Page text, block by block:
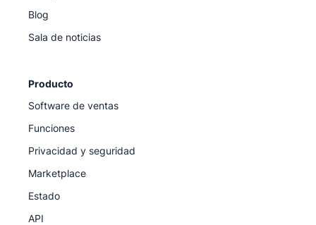
Blog
Sala de noticias
Producto
Software de ventas
Funciones
Privacidad y seguridad
Marketplace
Estado
API